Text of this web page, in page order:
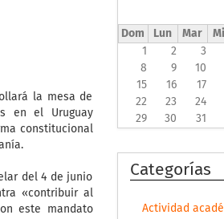
la mesa de
en el Uruguay
constitucional
del 4 de junio
«contribuir al
este mandato
Dom Lun Mar
1
2 3
8
9 10
15
16 17
22
23 24
29
30 31
Categorías
Actividad